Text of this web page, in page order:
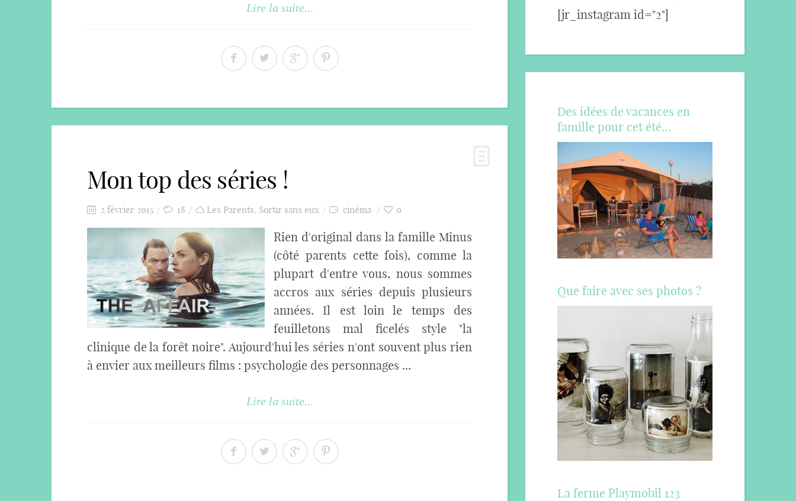
Lire la suite...
Mon top des séries !
2 février 2015 18 Les Parents, Sortir sans eux cinéma 0
Rien d'original dans la famille Minus
(côté parents cette fois), comme la
plupart d'entre vous, nous sommes
accros aux séries depuis plusieurs
années. Il est loin le temps des
feuilletons mal ficelés style "la
clinique de la forêt noire". Aujourd'hui les séries n'ont souvent plus rien
à envier aux meilleurs films : psychologie des personnages ...
Lire la suite...
[jr_instagram id="2"]
Des idées de vacances en
famille pour cet été…
Que faire avec ses photos ?
La ferme Playmobil 123